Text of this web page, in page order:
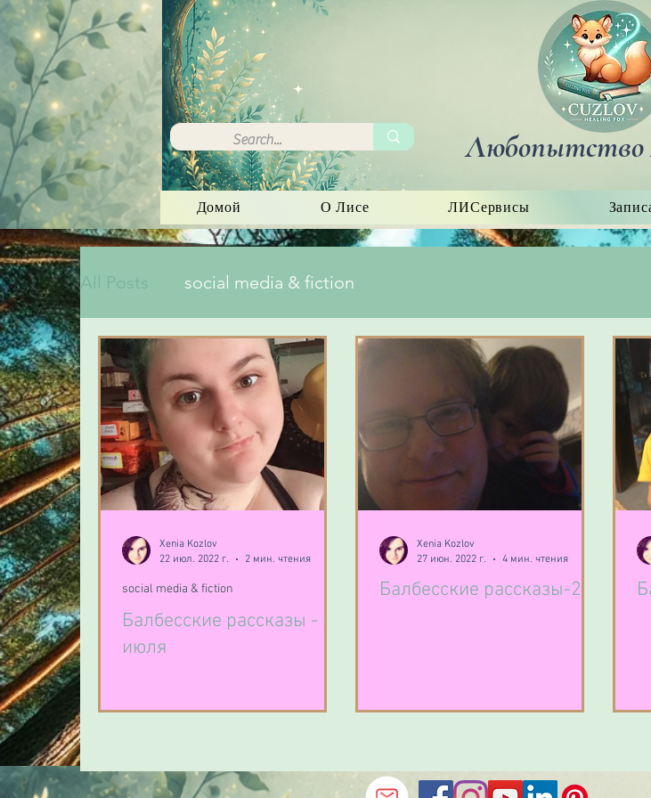
Домой О Лисе ЛИСервисы
All Posts social media & fiction
Балбесские рассказы - 21
июля
social media & fiction
Xenia Kozlov
22 июл. 2022 г.
2 мин. чтения
Балбесские рассказы-2
Xenia Kozlov
27 июн. 2022 г.
4 мин. чтения